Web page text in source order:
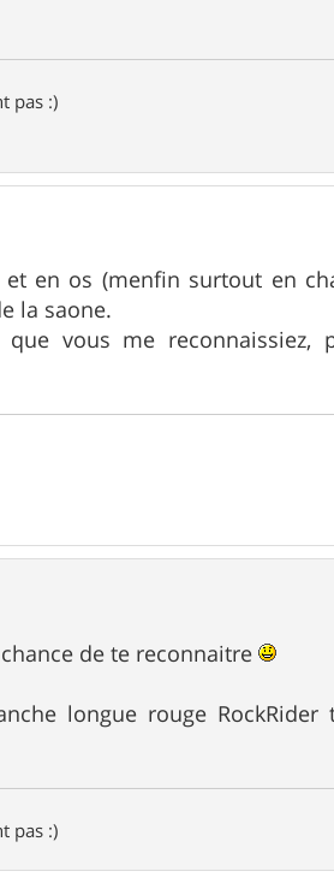
pas :)
en os (menfin surtout en
la saone.
vous me reconnaissiez,
de te reconnaitre
longue rouge
pas :)